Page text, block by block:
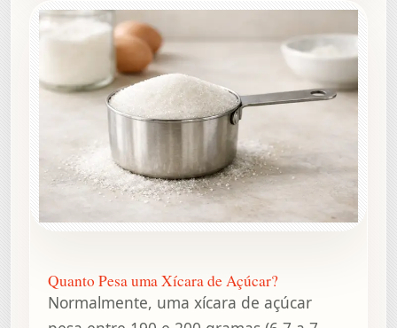
Quanto Pesa uma Xícara de Açúcar?
Normalmente, uma xícara de açúcar